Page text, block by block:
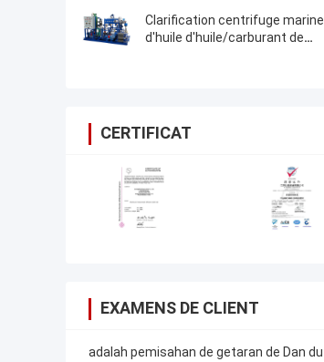
Clarification centrifuge marine
d'huile d'huile/carburant de
CERTIFICAT
EXAMENS DE CLIENT
adalah pemisahan de getaran de Dan du